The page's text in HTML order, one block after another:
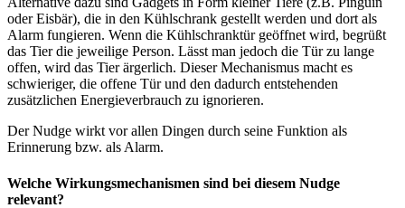
oder Eisbär), die in den Kühlschrank gestellt werden und dort als
Alarm fungieren. Wenn die Kühlschranktür geöffnet wird, begrüßt
das Tier die jeweilige Person. Lässt man jedoch die Tür zu lange
offen, wird das Tier ärgerlich. Dieser Mechanismus macht es
schwieriger, die offene Tür und den dadurch entstehenden
zusätzlichen Energieverbrauch zu ignorieren.
Der Nudge wirkt vor allen Dingen durch seine Funktion als
Erinnerung bzw. als Alarm.
Welche Wirkungsmechanismen sind bei diesem Nudge
relevant?